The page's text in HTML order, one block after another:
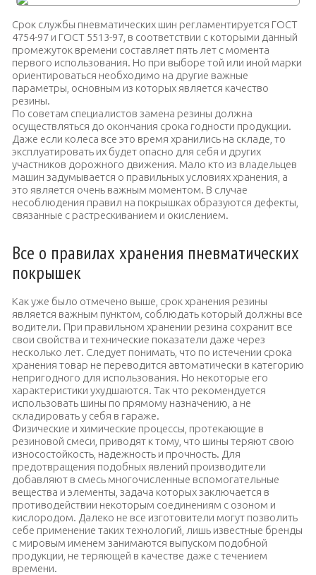
Срок службы пневматических шин регламентируется ГОСТ
4754-97 и ГОСТ 5513-97, в соответствии с которыми данный
промежуток времени составляет пять лет с момента
первого использования. Но при выборе той или иной марки
ориентироваться необходимо на другие важные
параметры, основным из которых является качество
резины.
По советам специалистов замена резины должна
осуществляться до окончания срока годности продукции.
Даже если колеса все это время хранились на складе, то
эксплуатировать их будет опасно для себя и других
участников дорожного движения. Мало кто из владельцев
машин задумывается о правильных условиях хранения, а
это является очень важным моментом. В случае
несоблюдения правил на покрышках образуются дефекты,
связанные с растрескиванием и окислением.
Все о правилах хранения пневматических
покрышек
Как уже было отмечено выше, срок хранения резины
является важным пунктом, соблюдать который должны все
водители. При правильном хранении резина сохранит все
свои свойства и технические показатели даже через
несколько лет. Следует понимать, что по истечении срока
хранения товар не переводится автоматически в категорию
непригодного для использования. Но некоторые его
характеристики ухудшаются. Так что рекомендуется
использовать шины по прямому назначению, а не
складировать у себя в гараже.
Физические и химические процессы, протекающие в
резиновой смеси, приводят к тому, что шины теряют свою
износостойкость, надежность и прочность. Для
предотвращения подобных явлений производители
добавляют в смесь многочисленные вспомогательные
вещества и элементы, задача которых заключается в
противодействии некоторым соединениям с озоном и
кислородом. Далеко не все изготовители могут позволить
себе применение таких технологий, лишь известные бренды
с мировым именем занимаются выпуском подобной
продукции, не теряющей в качестве даже с течением
времени.